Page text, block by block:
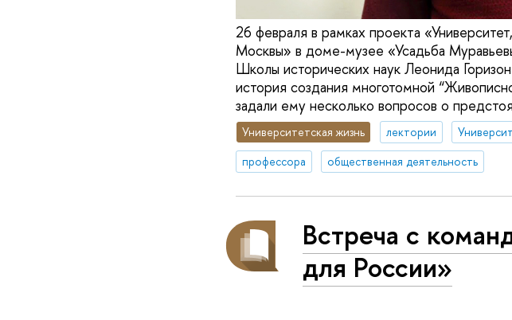
26 февраля в рамках проекта
Москвы» в доме-музее «Усадьба
Школы исторических наук Леонида
история создания многотомной
задали ему несколько вопросов о
Университетская жизнь лектории
профессора
общественная деятельность
Встреча с
для России»